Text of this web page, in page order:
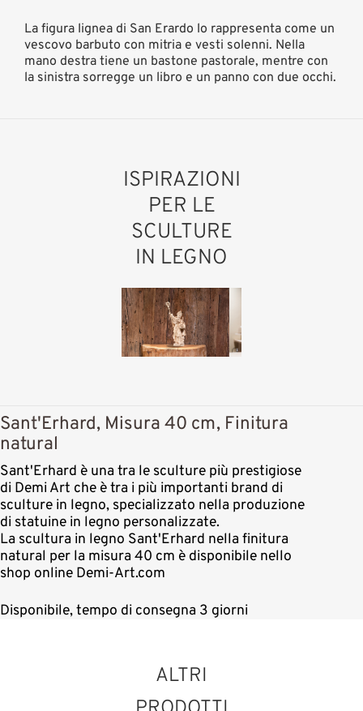
La figura lignea di San Erardo lo rappresenta come un
vescovo barbuto con mitria e vesti solenni. Nella
mano destra tiene un bastone pastorale, mentre con
la sinistra sorregge un libro e un panno con due occhi.
ISPIRAZIONI
PER LE
SCULTURE
IN LEGNO
Sant'Erhard, Misura 40 cm, Finitura
natural
Sant'Erhard è una tra le sculture più prestigiose
di Demi Art che è tra i più importanti brand di
sculture in legno, specializzato nella produzione
di statuine in legno personalizzate.
La scultura in legno Sant'Erhard nella finitura
natural per la misura 40 cm è disponibile nello
shop online Demi-Art.com
Disponibile, tempo di consegna 3 giorni
ALTRI